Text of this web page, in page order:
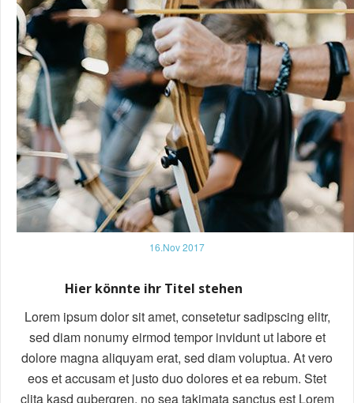
16.Nov 2017
Hier könnte ihr Titel stehen
Lorem ipsum dolor sit amet, consetetur sadipscing elitr,
sed diam nonumy eirmod tempor invidunt ut labore et
dolore magna aliquyam erat, sed diam voluptua. At vero
eos et accusam et justo duo dolores et ea rebum. Stet
clita kasd gubergren, no sea takimata sanctus est Lorem